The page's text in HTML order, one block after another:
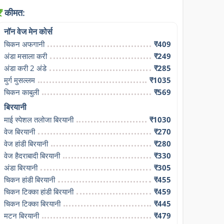
कीमत:
नॉन वेज मेन कोर्स
चिकन अफगानी
₹409
अंडा मसाला करी
₹249
अंडा करी 2 अंडे
₹285
मुर्ग मुसल्लम
₹1035
चिकन काबुली
₹569
बिरयानी
माई स्पेशल तलोजा बिरयानी
₹1030
वेज बिरयानी
₹270
वेज हांडी बिरयानी
₹280
वेज हैदराबादी बिरयानी
₹330
अंडा बिरयानी
₹305
चिकन हांडी बिरयानी
₹455
चिकन टिक्का हांडी बिरयानी
₹459
चिकन टिक्का बिरयानी
₹445
मटन बिरयानी
₹479